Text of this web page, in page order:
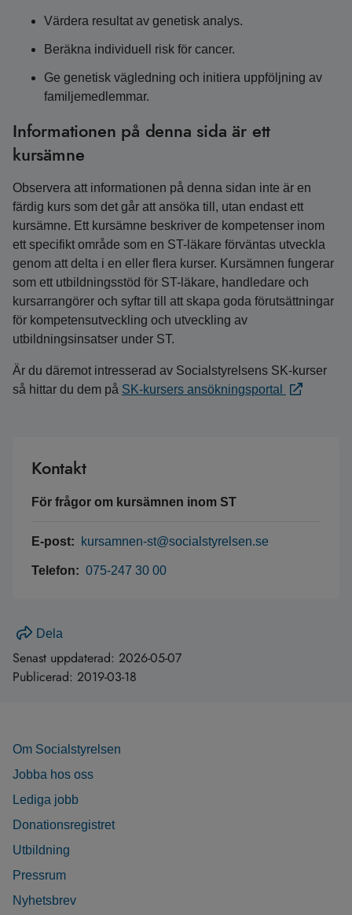
Värdera resultat av genetisk analys.
Beräkna individuell risk för cancer.
Ge genetisk vägledning och initiera uppföljning av
familjemedlemmar.
Informationen på denna sida är ett
kursämne
Observera att informationen på denna sidan inte är en
färdig kurs som det går att ansöka till, utan endast ett
kursämne. Ett kursämne beskriver de kompetenser inom
ett specifikt område som en ST-läkare förväntas utveckla
genom att delta i en eller flera kurser. Kursämnen fungerar
som ett utbildningsstöd för ST-läkare, handledare och
kursarrangörer och syftar till att skapa goda förutsättningar
för kompetensutveckling och utveckling av
utbildningsinsatser under ST.
Är du däremot intresserad av Socialstyrelsens SK-kurser
så hittar du dem på SK-kursers ansökningsportal
Kontakt
För frågor om kursämnen inom ST
E-post: kursamnen-st@socialstyrelsen.se
Telefon: 075-247 30 00
Dela
Senast uppdaterad: 2026-05-07
Publicerad: 2019-03-18
Om Socialstyrelsen
Jobba hos oss
Lediga jobb
Donationsregistret
Utbildning
Pressrum
Nyhetsbrev